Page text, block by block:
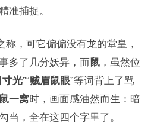
准捕捉。
称，可它偏偏没有龙的堂皇，
多了几分妖异，而鼠，虽然位
寸光”“贼眉鼠眼”等词背上了骂
一窝时，画面感油然而生：暗
当，全在这四个字里了。